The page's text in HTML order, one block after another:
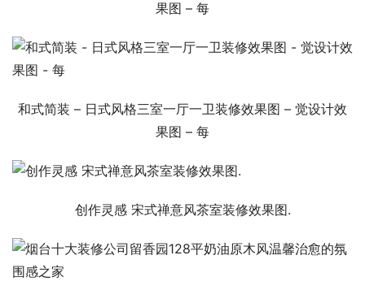
果图 – 每
和式简装 – 日式风格三室一厅一卫装修效果图 – 觉设计效
果图 – 每
创作灵感 宋式禅意风茶室装修效果图.